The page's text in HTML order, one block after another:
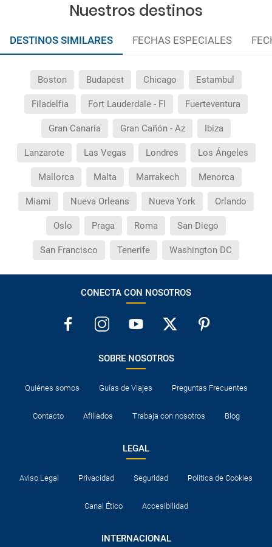
Nuestros destinos
DESTINOS SIMILARES FECHAS ESPECIALES
Boston Budapest Chicago Estambul
Filadelfia Fort Lauderdale - Fl Fuerteventura
Gran Canaria Gran Cañón - Az Ibiza
Lanzarote Las Vegas Londres Los Ángeles
Mallorca Malta Marrakech Menorca
Miami Nueva Orleans Nueva York Orlando
Oslo Praga Roma San Diego
San Francisco Tenerife Washington DC
CONECTA CON NOSOTROS
SOBRE NOSOTROS
Quiénes somos Guías de Viajes Preguntas Frecuentes
Contacto Afiliados Trabaja con nosotros Blog
LEGAL
Aviso Legal Privacidad Seguridad Política de Cookies
Canal Ético Accesibilidad
INTERNACIONAL